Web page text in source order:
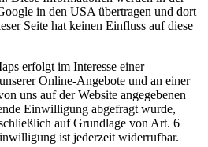
in den USA übertragen und dort
Seite hat keinen Einfluss auf diese
erfolgt im Interesse einer
Online-Angebote und an einer
uns auf der Website angegebenen
Einwilligung abgefragt wurde,
auf Grundlage von Art. 6
ist jederzeit widerrufbar.